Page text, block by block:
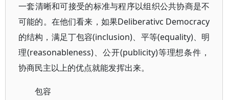
一套清晰和可接受的标准与程序以组织公共协商是不
可能的。在他们看来，如果Deliberativc Democracy
的结构，满足丁包容(inclusion)、平等(equality)、明
理(reasonableness)、公开(publicity)等理想条件，
协商民主以上的优点就能发挥出来。
包容